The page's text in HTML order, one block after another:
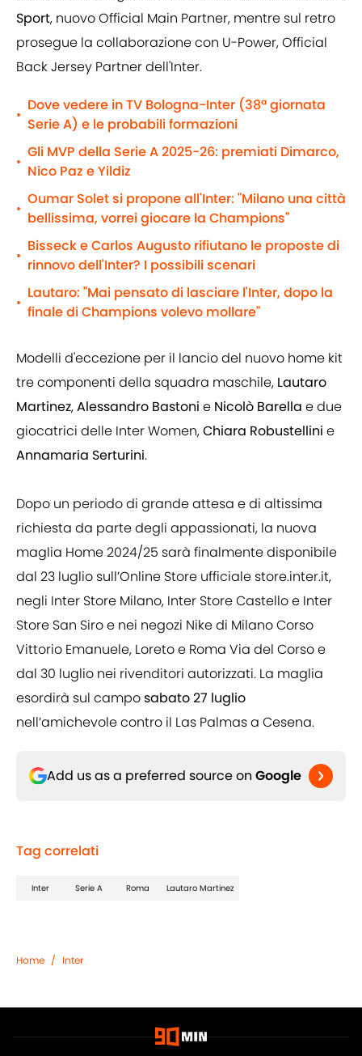
Sport, nuovo Official Main Partner, mentre sul retro
prosegue la collaborazione con U-Power, Official
Back Jersey Partner dell'Inter.
•
Dove vedere in TV Bologna-Inter (38ª giornata
Serie A) e le probabili formazioni
•
Gli MVP della Serie A 2025-26: premiati Dimarco,
Nico Paz e Yildiz
•
Oumar Solet si propone all'Inter: "Milano una città
bellissima, vorrei giocare la Champions"
•
Bisseck e Carlos Augusto rifiutano le proposte di
rinnovo dell'Inter? I possibili scenari
•
Lautaro: "Mai pensato di lasciare l'Inter, dopo la
finale di Champions volevo mollare"
Modelli d'eccezione per il lancio del nuovo home kit
tre componenti della squadra maschile, Lautaro
Martinez,Alessandro Bastoni e Nicolò Barella e due
giocatrici delle Inter Women,Chiara Robustellini e
Annamaria Serturini.
Dopo un periodo di grande attesa e di altissima
richiesta da parte degli appassionati, la nuova
maglia Home 2024/25 sarà finalmente disponibile
dal 23 luglio sull’Online Store ufficiale store.inter.it,
negli Inter Store Milano, Inter Store Castello e Inter
Store San Siro e nei negozi Nike di Milano Corso
Vittorio Emanuele, Loreto e Roma Via del Corso e
dal 30 luglio nei rivenditori autorizzati. La maglia
esordirà sul camposabato 27 luglio
nell’amichevole contro il Las Palmas a Cesena.
Add us as a preferred source on Google
Tag correlati
Inter Serie A Roma Lautaro Martinez
Home / Inter